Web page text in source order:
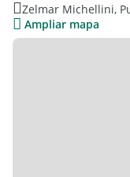
Zelmar Michellini,
Ampliar mapa